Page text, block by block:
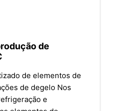
de
de elementos de
de degelo Nos
e